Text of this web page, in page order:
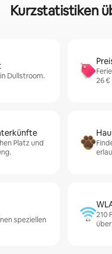
Kurzstatistiken
Dullstroom.
26
Platz und
speziellen
210